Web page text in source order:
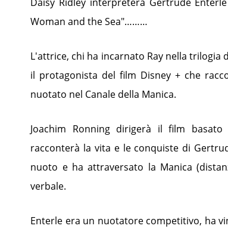
Woman and the Sea"………
L'attrice, chi ha incarnato Ray nella trilogia
il protagonista del film Disney + che
nuotato nel Canale della Manica.
Joachim Ronning dirigerà il film
racconterà la vita e le conquiste di
nuoto e ha attraversato la Manica
verbale.
Enterle era un nuotatore competitivo, ha